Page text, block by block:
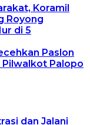
Koramil
Royong
di 5
Paslon
Palopo
dan Jalani